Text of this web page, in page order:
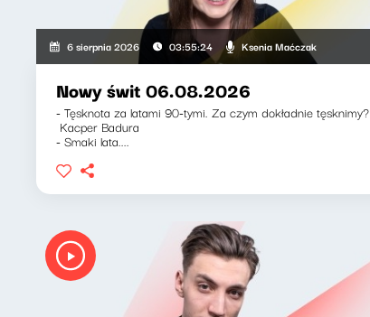
6 sierpnia 2026 03:55:24 Ksenia Maćczak
Nowy świt 06.08.2026
- Tęsknota za latami 90-tymi. Za czym dokładnie tęsknimy?
Kacper Badura
- Smaki lata....